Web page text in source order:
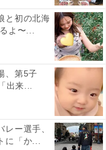
と初の北海
よ〜...
、第5子
出来...
レー選手、
に「か...